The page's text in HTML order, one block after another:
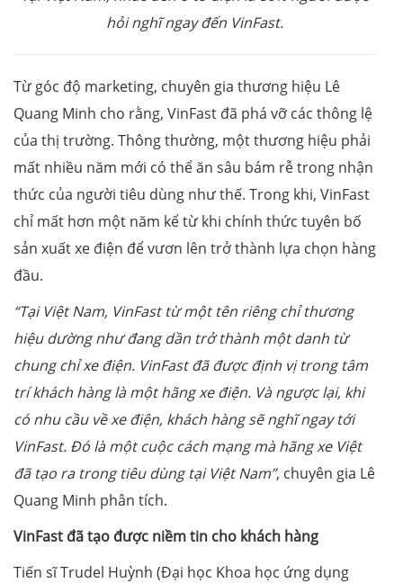
hỏi nghĩ ngay đến VinFast.
Từ góc độ marketing, chuyên gia thương hiệu Lê
Quang Minh cho rằng, VinFast đã phá vỡ các thông lệ
của thị trường. Thông thường, một thương hiệu phải
mất nhiều năm mới có thể ăn sâu bám rễ trong nhận
thức của người tiêu dùng như thế. Trong khi, VinFast
chỉ mất hơn một năm kể từ khi chính thức tuyên bố
sản xuất xe điện để vươn lên trở thành lựa chọn hàng
đầu.
“Tại Việt Nam, VinFast từ một tên riêng chỉ thương
hiệu dường như đang dần trở thành một danh từ
chung chỉ xe điện. VinFast đã được định vị trong tâm
trí khách hàng là một hãng xe điện. Và ngược lại, khi
có nhu cầu về xe điện, khách hàng sẽ nghĩ ngay tới
VinFast. Đó là một cuộc cách mạng mà hãng xe Việt
đã tạo ra trong tiêu dùng tại Việt Nam”, chuyên gia Lê
Quang Minh phân tích.
VinFast đã tạo được niềm tin cho khách hàng
Tiến sĩ Trudel Huỳnh (Đại học Khoa học ứng dụng